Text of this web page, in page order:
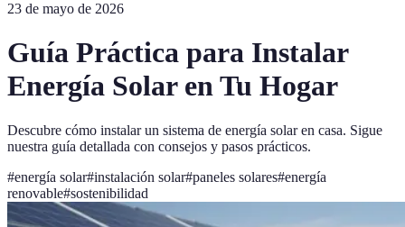
23 de mayo de 2026
Guía Práctica para Instalar
Energía Solar en Tu Hogar
Descubre cómo instalar un sistema de energía solar en casa. Sigue
nuestra guía detallada con consejos y pasos prácticos.
#energía solar#instalación solar#paneles solares#energía
renovable#sostenibilidad